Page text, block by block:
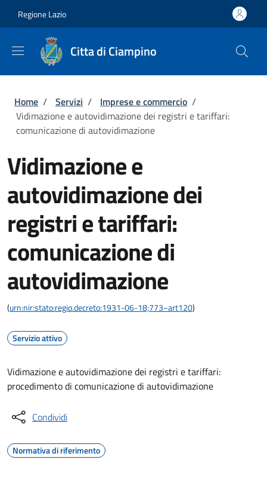
Regione Lazio
Citta di Ciampino
Briciole di pane
Home / Servizi / Imprese e commercio /
Vidimazione e autovidimazione dei registri e tariffari:
comunicazione di autovidimazione
Vidimazione e
autovidimazione dei
registri e tariffari:
comunicazione di
autovidimazione
(urn:nir:stato:regio.decreto:1931-06-18;773~art120)
Servizio attivo
Vidimazione e autovidimazione dei registri e tariffari:
procedimento di comunicazione di autovidimazione
Condividi
Normativa di riferimento